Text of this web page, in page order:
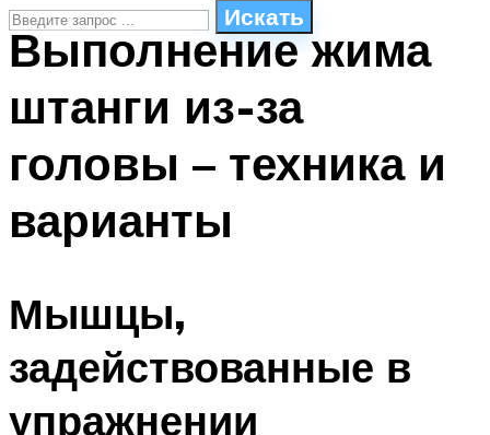
Искать
ПЛАВАНЬЕ ДЛЯ ДЕТЕЙ
БАССЕЙН ДЛЯ ДОМА
Выполнение жима
штанги из-за
головы – техника и
варианты
Мышцы,
задействованные в
упражнении